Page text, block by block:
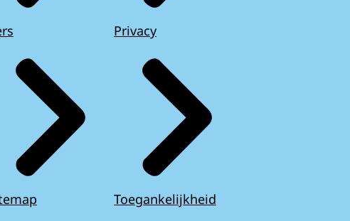
Privacy
Toegankelijkheid